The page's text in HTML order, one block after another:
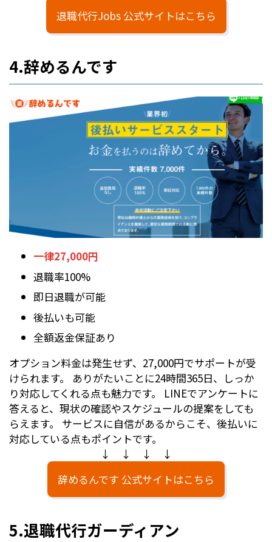
退職代行Jobs 公式サイトはこちら
4.辞めるんです
一律27,000円
退職率100%
即日退職が可能
後払いも可能
全額返金保証あり
オプション料金は発生せず、27,000円でサポートが受
けられます。 ありがたいことに24時間365日、しっか
り対応してくれる点も魅力です。 LINEでアンケートに
答えると、現状の確認やスケジュールの提案をしても
らえます。 サービスに自信があるからこそ、後払いに
対応している点もポイントです。
↓ ↓ ↓ ↓
辞めるんです 公式サイトはこちら
5.退職代行ガーディアン